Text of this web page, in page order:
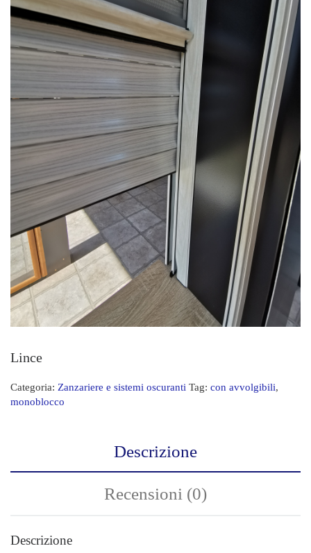
Lince
Categoria: Zanzariere e sistemi oscuranti Tag: con avvolgibili,
monoblocco
Descrizione
Recensioni (0)
Descrizione